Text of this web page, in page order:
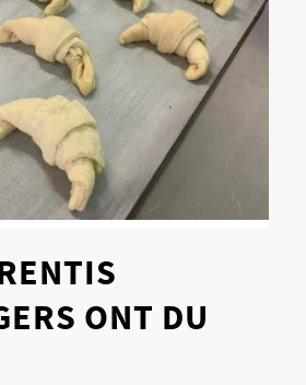
ONT DU